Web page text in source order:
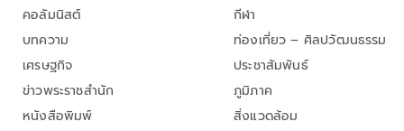
คอลัมนิสต์
บทความ
เศรษฐกิจ
ข่าวพระราชสำนัก
หนังสือพิมพ์
กีฬา
ท่องเที่ยว – ศิลปวัฒนธรรม
ประชาสัมพันธ์
ภูมิภาค
สิ่งแวดล้อม